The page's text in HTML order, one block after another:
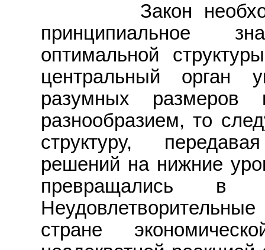
Закон
принципиальное
оптимальной
центральный орган
разумных размеров
разнообразием, то
структуру,
решений на нижние
превращались в
стране